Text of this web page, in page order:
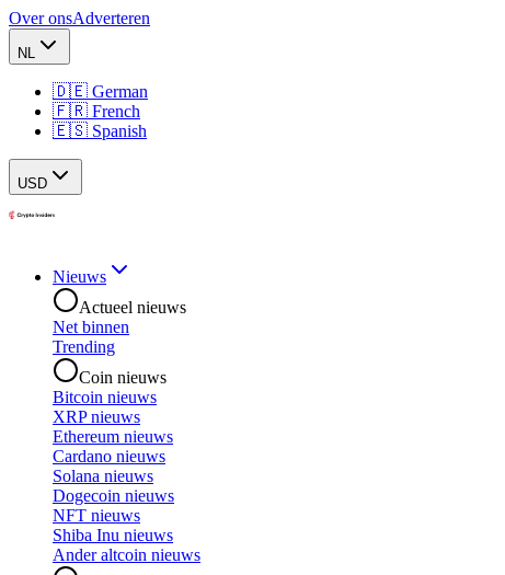
Over onsAdverteren
NL
🇩🇪 German
🇫🇷 French
🇪🇸 Spanish
USD
Nieuws
Actueel nieuws
Net binnen
Trending
Coin nieuws
Bitcoin nieuws
XRP nieuws
Ethereum nieuws
Cardano nieuws
Solana nieuws
Dogecoin nieuws
NFT nieuws
Shiba Inu nieuws
Ander altcoin nieuws